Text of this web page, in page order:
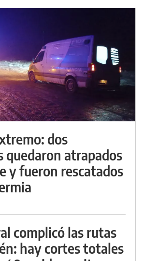
dos
quedaron atrapados
y fueron rescatados
complicó las rutas
hay cortes totales